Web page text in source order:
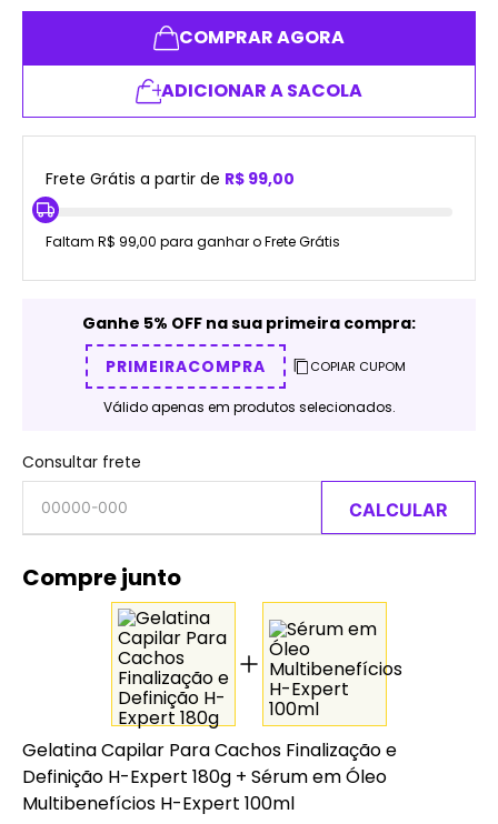
COMPRAR AGORA
ADICIONAR A SACOLA
Frete Grátis a partir de R$ 99,00
Faltam R$ 99,00 para ganhar o Frete Grátis
Ganhe 5% OFF na sua primeira compra:
PRIMEIRACOMPRA
COPIAR CUPOM
Válido apenas em produtos selecionados.
Consultar frete
CALCULAR
Compre junto
Gelatina Capilar Para Cachos Finalização e
Definição H-Expert 180g + Sérum em Óleo
Multibenefícios H-Expert 100ml